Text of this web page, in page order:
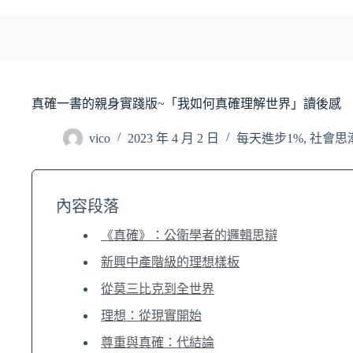
真確一書的親身實踐版~「我如何真確理解世界」讀後感
vico 2023 年 4 月 2 日 每天進步1%, 社會思
內容段落
《真確》：公衛學者的邏輯思辯
新興中產階級的理想樣板
從莫三比克到全世界
理想：從現實開始
尊重與真確：代結論